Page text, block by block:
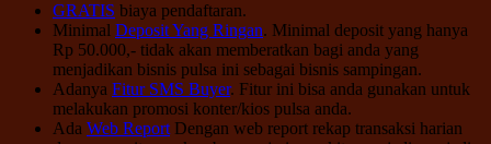
GRATIS biaya pendaftaran.
Minimal Deposit Yang Ringan. Minimal deposit yang hanya
Rp 50.000,- tidak akan memberatkan bagi anda yang
menjadikan bisnis pulsa ini sebagai bisnis sampingan.
Adanya Fitur SMS Buyer. Fitur ini bisa anda gunakan untuk
melakukan promosi konter/kios pulsa anda.
Ada Web Report Dengan web report rekap transaksi harian